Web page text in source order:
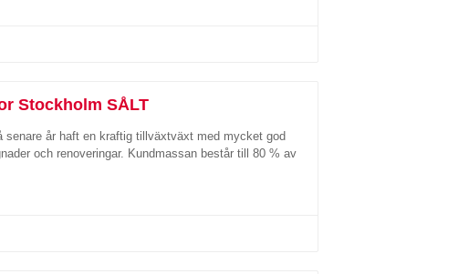
Stockholm SÅLT
år haft en kraftig tillväxtväxt med mycket god
och renoveringar. Kundmassan består till 80 % av